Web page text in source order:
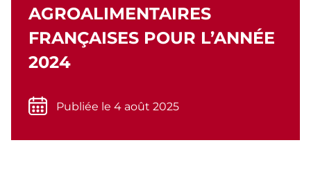
AGROALIMENTAIRES
FRANÇAISES POUR L’ANNÉE
2024
Publiée le 4 août 2025